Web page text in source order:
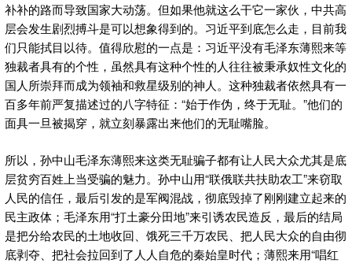
补补的路而导致国家大动荡。但如果他就这么干它一家伙，中共高
层会发生剧烈搏斗是可以想象得到的。习近平到底怎么走，目前我
们只能拭目以待。值得欣慰的一点是：习近平没有毛泽东薄熙来等
独裁者具有的个性，虽然具有这种个性的人往往被秉承奴性文化的
国人所崇拜而成为领袖和救星级别的神人。这种独裁者依然具有一
百多年前严复描述过的八字特征：“始于作伪，终于无耻。”他们的
面具一旦被揭穿，就立刻暴露出来他们的无耻嘴脸。
所以，孙中山毛泽东薄熙来这类无耻骗子都有让人民大众尤其是底
层贫穷百姓上当受骗的魅力。孙中山用“联俄联共扶助农工”来窃取
人民的信任，最后引发的是军阀混战，彻底毁掉了刚刚建立起来的
民主政体；毛泽东用“打土豪分田地”来引诱农民造反，最后的结局
是把分给农民的土地收回、饿死三千万农民、把人民大众的自由彻
底剥夺、把社会拉回到了人人自危的秦始皇时代；薄熙来用“唱红